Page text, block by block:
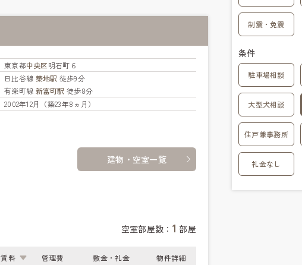
東京都中央区明石町６
日比谷線 築地駅 徒歩9分
有楽町線 新富町駅 徒歩8分
2002年12月（築23年8ヵ月）
建物・空室一覧
空室部屋数： 1 部屋
賃料 管理費 敷金・礼金 物件詳細
制震・免震
条件
駐車場相談
大型犬相談
住戸兼事務所
礼金なし